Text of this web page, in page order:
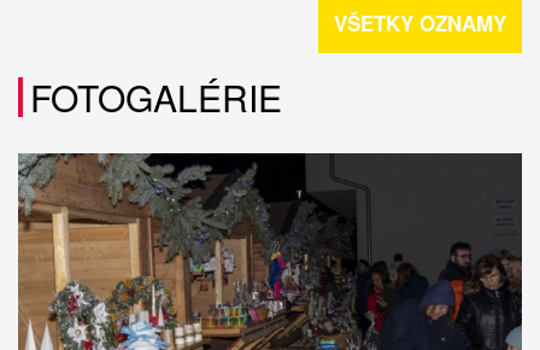
VŠETKY OZNAMY
FOTOGALÉRIE